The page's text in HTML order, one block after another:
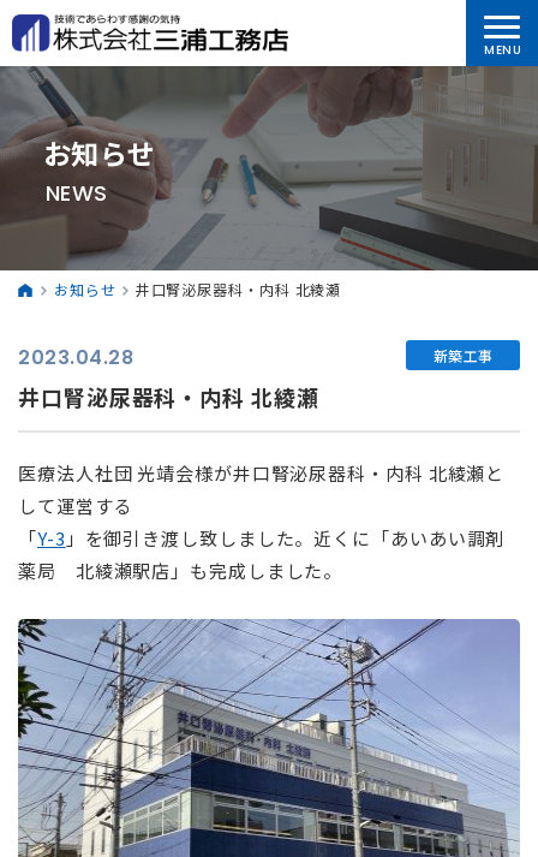
お知らせ
NEWS
お知らせ 井口腎泌尿器科・内科 北綾瀬
2023.04.28 新築工事
井口腎泌尿器科・内科 北綾瀬
医療法人社団 光靖会様が井口腎泌尿器科・内科 北綾瀬と
して運営する
「Y-3 」を御引き渡し致しました。近くに「あいあい調剤
薬局 北綾瀬駅店」も完成しました。